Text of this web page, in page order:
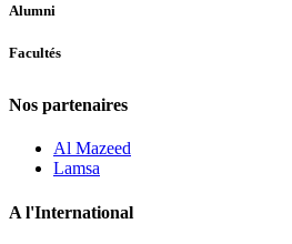
Alumni
Facultés
Nos partenaires
Al Mazeed
Lamsa
A l'International